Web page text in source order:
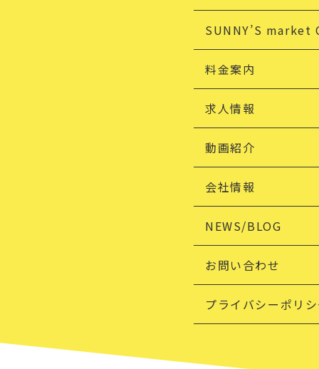
SUNNY’S market
料金案内
求人情報
動画紹介
会社情報
NEWS/BLOG
お問い合わせ
プライバシーポリ